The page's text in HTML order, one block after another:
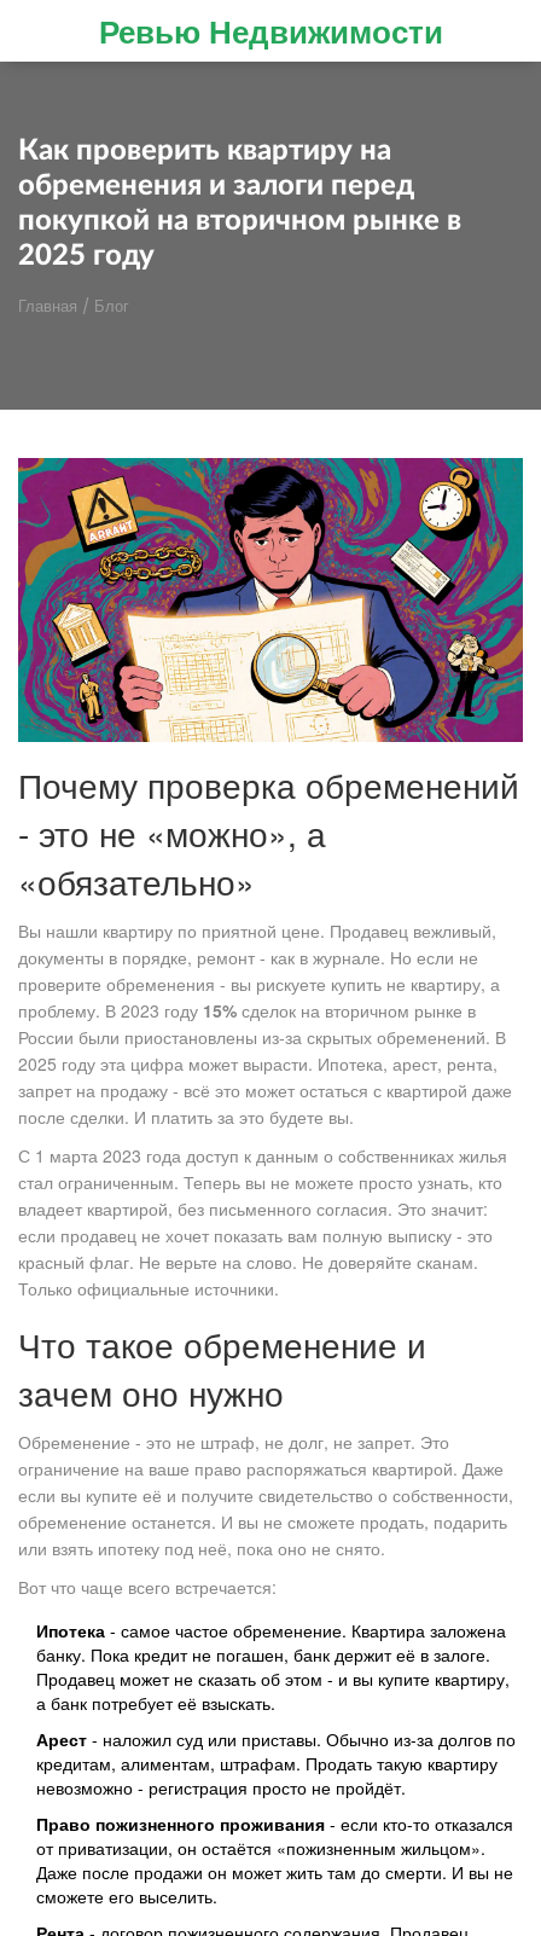
Ревью Недвижимости
Как проверить квартиру на
обременения и залоги перед
покупкой на вторичном рынке в
2025 году
Главная / Блог
Почему проверка обременений
- это не «можно», а
«обязательно»
Вы нашли квартиру по приятной цене. Продавец вежливый,
документы в порядке, ремонт - как в журнале. Но если не
проверите обременения - вы рискуете купить не квартиру, а
проблему. В 2023 году 15% сделок на вторичном рынке в
России были приостановлены из-за скрытых обременений. В
2025 году эта цифра может вырасти. Ипотека, арест, рента,
запрет на продажу - всё это может остаться с квартирой даже
после сделки. И платить за это будете вы.
С 1 марта 2023 года доступ к данным о собственниках жилья
стал ограниченным. Теперь вы не можете просто узнать, кто
владеет квартирой, без письменного согласия. Это значит:
если продавец не хочет показать вам полную выписку - это
красный флаг. Не верьте на слово. Не доверяйте сканам.
Только официальные источники.
Что такое обременение и
зачем оно нужно
Обременение - это не штраф, не долг, не запрет. Это
ограничение на ваше право распоряжаться квартирой. Даже
если вы купите её и получите свидетельство о собственности,
обременение останется. И вы не сможете продать, подарить
или взять ипотеку под неё, пока оно не снято.
Вот что чаще всего встречается:
Ипотека - самое частое обременение. Квартира заложена
банку. Пока кредит не погашен, банк держит её в залоге.
Продавец может не сказать об этом - и вы купите квартиру,
а банк потребует её взыскать.
Арест - наложил суд или приставы. Обычно из-за долгов по
кредитам, алиментам, штрафам. Продать такую квартиру
невозможно - регистрация просто не пройдёт.
Право пожизненного проживания - если кто-то отказался
от приватизации, он остаётся «пожизненным жильцом».
Даже после продажи он может жить там до смерти. И вы не
сможете его выселить.